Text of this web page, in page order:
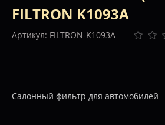
FILTRON K1093A
Артикул: FILTRON-K1093A
Салонный фильтр для автомобилей